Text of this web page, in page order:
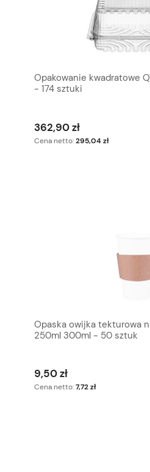
Opakowanie kwadratowe
- 174 sztuki
362,90 zł
Cena netto:295,04 zł
Opaska owijka tekturowa
250ml 300ml - 50 sztuk
9,50 zł
Cena netto:7,72 zł